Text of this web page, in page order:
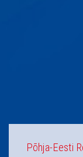
Põhja-Eesti